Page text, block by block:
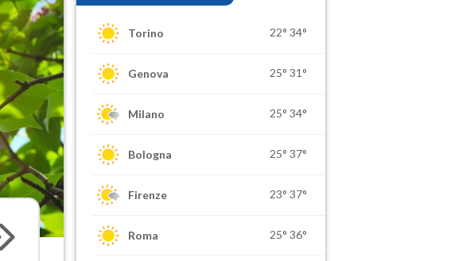
Torino 22° 34°
Genova 25° 31°
Milano 25° 34°
Bologna 25° 37°
Firenze 23° 37°
Roma 25° 36°